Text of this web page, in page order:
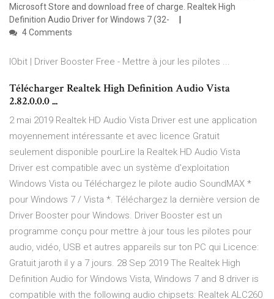
Microsoft Store and download free of charge. Realtek High
Definition Audio Driver for Windows 7 (32-
4 Comments
IObit | Driver Booster Free - Mettre à jour les pilotes ...
Télécharger Realtek High Definition Audio Vista
2.82.0.0.0 ...
2 mai 2019 Realtek HD Audio Vista Driver est une application
moyennement intéressante et avec licence Gratuit
seulement disponible pourLire la Realtek HD Audio Vista
Driver est compatible avec un système d'exploitation
Windows Vista ou Téléchargez le pilote audio SoundMAX *
pour Windows 7 / Vista *. Téléchargez la dernière version de
Driver Booster pour Windows. Driver Booster est un
programme conçu pour mettre à jour tous les pilotes pour
audio, vidéo, USB et autres appareils sur ton PC qui Licence:
Gratuit jaroth il y a 7 jours. 28 Sep 2019 The Realtek High
Definition Audio for Windows Vista, Windows 7 and 8 driver is
compatible with the following audio chipsets: Realtek ALC260